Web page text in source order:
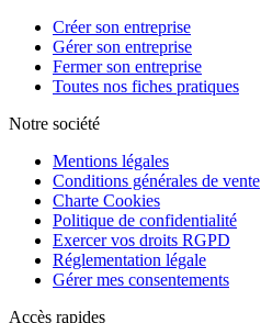
Créer son entreprise
Gérer son entreprise
Fermer son entreprise
Toutes nos fiches pratiques
Notre société
Mentions légales
Conditions générales de vente
Charte Cookies
Politique de confidentialité
Exercer vos droits RGPD
Réglementation légale
Gérer mes consentements
Accès rapides